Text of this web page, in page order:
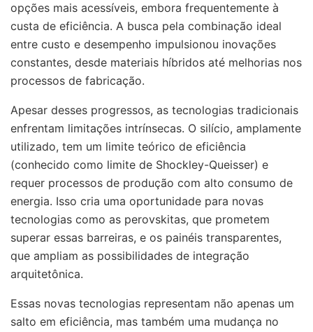
opções mais acessíveis, embora frequentemente à
custa de eficiência. A busca pela combinação ideal
entre custo e desempenho impulsionou inovações
constantes, desde materiais híbridos até melhorias nos
processos de fabricação.
Apesar desses progressos, as tecnologias tradicionais
enfrentam limitações intrínsecas. O silício, amplamente
utilizado, tem um limite teórico de eficiência
(conhecido como limite de Shockley-Queisser) e
requer processos de produção com alto consumo de
energia. Isso cria uma oportunidade para novas
tecnologias como as perovskitas, que prometem
superar essas barreiras, e os painéis transparentes,
que ampliam as possibilidades de integração
arquitetônica.
Essas novas tecnologias representam não apenas um
salto em eficiência, mas também uma mudança no